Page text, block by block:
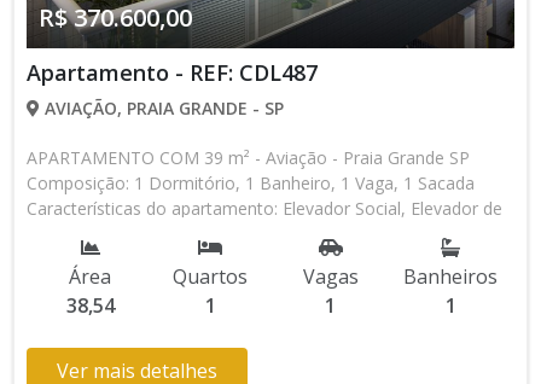
R$ 370.600,00
Apartamento - REF: CDL487
AVIAÇÃO, PRAIA GRANDE - SP
APARTAMENTO COM 39 m² - Aviação - Praia Grande SP
Composição: 1 Dormitório, 1 Banheiro, 1 Vaga, 1 Sacada
Características do apartamento: Elevador Social, Elevador de
Serviço, Portão Automático, Lavanderia, Piscina, Piscina
Infantil, Salão de Jogos, Espaço Kids Aceita Financiamento
Bancário Lançamento, Em Obras * Os valores e
disponibilidade podem ser alterados sem prévio aviso. Favor
Área
38,54
Quartos
1
Vagas
1
Banheiros
1
Ver mais detalhes